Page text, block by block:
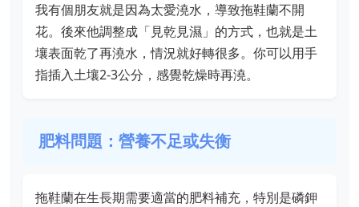
我有個朋友就是因為太愛澆水，導致拖鞋蘭不開
花。後來他調整成「見乾見濕」的方式，也就是土
壤表面乾了再澆水，情況就好轉很多。你可以用手
指插入土壤2-3公分，感覺乾燥時再澆。
肥料問題：營養不足或失衡
拖鞋蘭在生長期需要適當的肥料補充，特別是磷鉀